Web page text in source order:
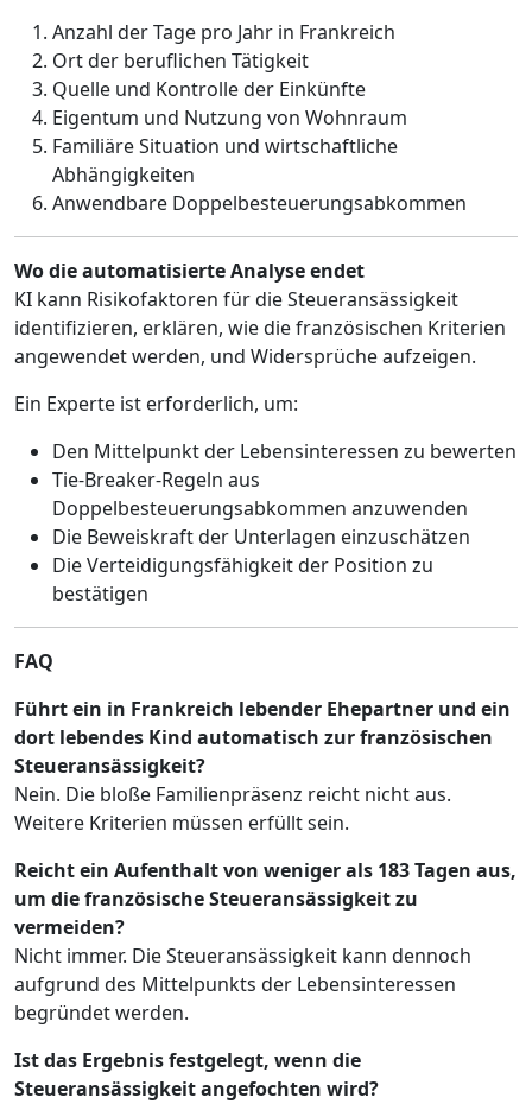
Anzahl der Tage pro Jahr in Frankreich
Ort der beruflichen Tätigkeit
Quelle und Kontrolle der Einkünfte
Eigentum und Nutzung von Wohnraum
Familiäre Situation und wirtschaftliche
Abhängigkeiten
Anwendbare Doppelbesteuerungsabkommen
Wo die automatisierte Analyse endet
KI kann Risikofaktoren für die Steueransässigkeit
identifizieren, erklären, wie die französischen Kriterien
angewendet werden, und Widersprüche aufzeigen.
Ein Experte ist erforderlich, um:
Den Mittelpunkt der Lebensinteressen zu bewerten
Tie-Breaker-Regeln aus
Doppelbesteuerungsabkommen anzuwenden
Die Beweiskraft der Unterlagen einzuschätzen
Die Verteidigungsfähigkeit der Position zu
bestätigen
FAQ
Führt ein in Frankreich lebender Ehepartner und ein
dort lebendes Kind automatisch zur französischen
Steueransässigkeit?
Nein. Die bloße Familienpräsenz reicht nicht aus.
Weitere Kriterien müssen erfüllt sein.
Reicht ein Aufenthalt von weniger als 183 Tagen aus,
um die französische Steueransässigkeit zu
vermeiden?
Nicht immer. Die Steueransässigkeit kann dennoch
aufgrund des Mittelpunkts der Lebensinteressen
begründet werden.
Ist das Ergebnis festgelegt, wenn die
Steueransässigkeit angefochten wird?